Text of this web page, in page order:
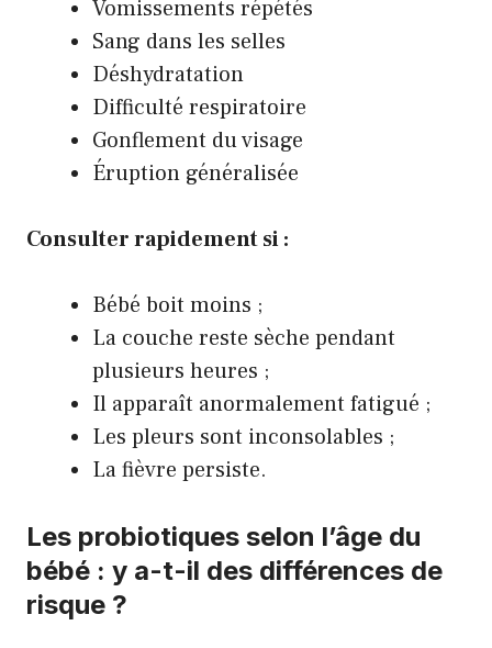
Vomissements répétés
Sang dans les selles
Déshydratation
Difficulté respiratoire
Gonflement du visage
Éruption généralisée
Consulter rapidement si :
Bébé boit moins ;
La couche reste sèche pendant
plusieurs heures ;
Il apparaît anormalement fatigué ;
Les pleurs sont inconsolables ;
La fièvre persiste.
Les probiotiques selon l’âge du
bébé : y a-t-il des différences de
risque ?